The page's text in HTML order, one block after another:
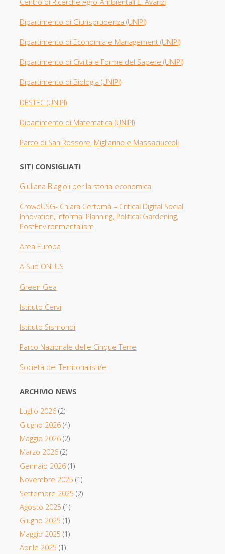
Centro di Ricerche Agro-Ambientali E. Avanzi
Dipartimento di Giurisprudenza (UNIPI​)
Dipartimento di Economia e Management (UNIPI)
Dipartimento di Civiltà e Forme del Sapere (UNIPI)
Dipartimento di Biologia (UNIPI)
DESTEC (UNIPI)
Dipartimento di Matematica (UNIPI)
Parco di San Rossore, Migliarino e Massaciuccoli
SITI CONSIGLIATI
Giuliana Biagioli per la storia economica
CrowdUSG- Chiara Certomà – Critical Digital Social
Innovation, Informal Planning, Political Gardening,
PostEnvironmentalism
Area Europa
A Sud ONLUS
Green Gea
Istituto Cervi
Istituto Sismondi
Parco Nazionale delle Cinque Terre
Società dei Territorialisti/e
ARCHIVIO NEWS
Luglio 2026(2)
Giugno 2026(4)
Maggio 2026(2)
Marzo 2026(2)
Gennaio 2026(1)
Novembre 2025 (1)
Settembre 2025 (2)
Agosto 2025 (1)
Giugno 2025 (1)
Maggio 2025 (1)
Aprile 2025 (1)